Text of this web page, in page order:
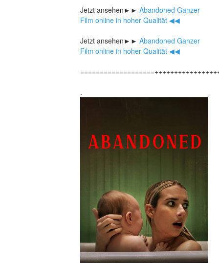
Jetzt ansehen►► Abandoned Ganzer
Film online in hoher Qualität ◀◀
Jetzt ansehen►► Abandoned Ganzer
Film online in hoher Qualität ◀◀
.